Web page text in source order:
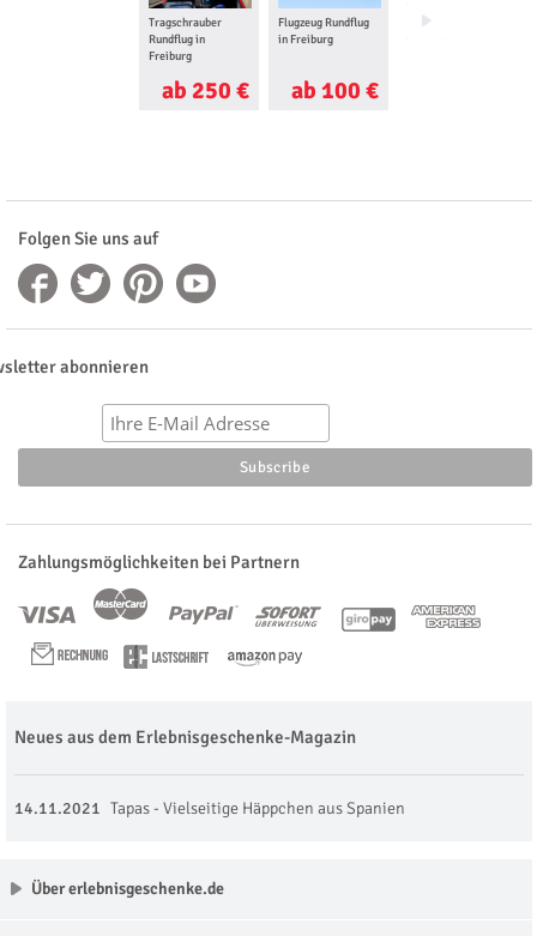
Tragschrauber
Rundflug in
Freiburg
ab 250 €
Flugzeug Rundflug
in Freiburg
ab 100 €
Ballon fahren in
Folgen Sie uns auf
abonnieren
Zahlungsmöglichkeiten bei Partnern
Neues aus dem Erlebnisgeschenke-Magazin
14.11.2021 Tapas - Vielseitige Häppchen aus Spanien
Über erlebnisgeschenke.de